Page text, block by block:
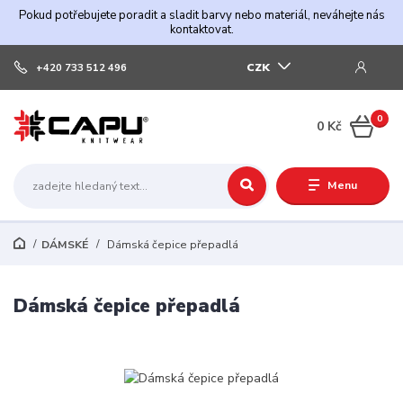
Pokud potřebujete poradit a sladit barvy nebo materiál, neváhejte nás
kontaktovat.
Menu
CZK
+420 733 512 496
0
0 Kč
DÁMSKÉ Dámská čepice přepadlá
Dámská čepice přepadlá